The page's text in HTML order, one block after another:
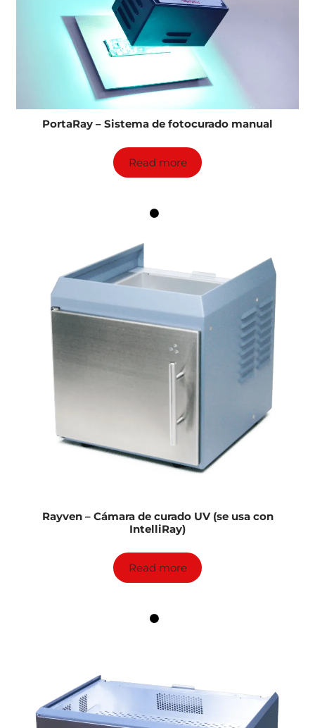
PortaRay – Sistema de fotocurado manual
Read more
Rayven – Cámara de curado UV (se usa con
IntelliRay)
Read more